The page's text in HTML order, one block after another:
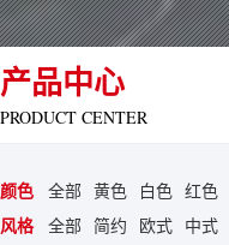
产品中心
PRODUCT CENTER
颜色 全部 黄色 白色 红色
风格
全部 简约 欧式 中式